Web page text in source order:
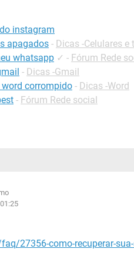
instagram
apagados - Dicas -Celulares e
whatsapp ✓ - Fórum Rede
- Dicas -Gmail
word corrompido - Dicas -Word
- Fórum Rede social
27356-como-recuperar-